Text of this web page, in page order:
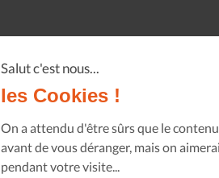
Salut c'est nous...
les Cookies !
On a attendu d'être sûrs que le
avant de vous déranger, mais on
pendant votre visite...